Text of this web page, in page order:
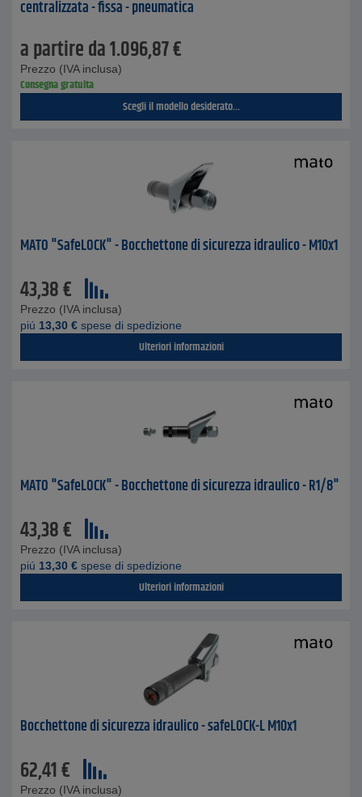
centralizzata - fissa - pneumatica
a partire da1.096,87€
Prezzo (IVA inclusa)
Consegna gratuita
Scegli il modello desiderato...
MATO "SafeLOCK" - Bocchettone di sicurezza idraulico - M10x1
43,38€
Prezzo (IVA inclusa)
piú 13,30 € spese di spedizione
Ulteriori informazioni
MATO "SafeLOCK" - Bocchettone di sicurezza idraulico - R1/8"
43,38€
Prezzo (IVA inclusa)
piú 13,30 € spese di spedizione
Ulteriori informazioni
Bocchettone di sicurezza idraulico - safeLOCK-L M10x1
62,41€
Prezzo (IVA inclusa)